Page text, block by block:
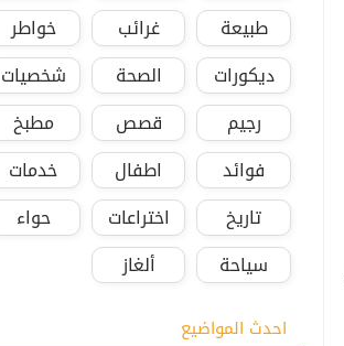
طبيعة
غرائب
خواطر
ديكورات
الصحة
شخصيات
رجيم
قصص
مطبخ
فوائد
اطفال
خدمات
تاريخ
اختراعات
حواء
سياحة
ألغاز
احدث المواضيع